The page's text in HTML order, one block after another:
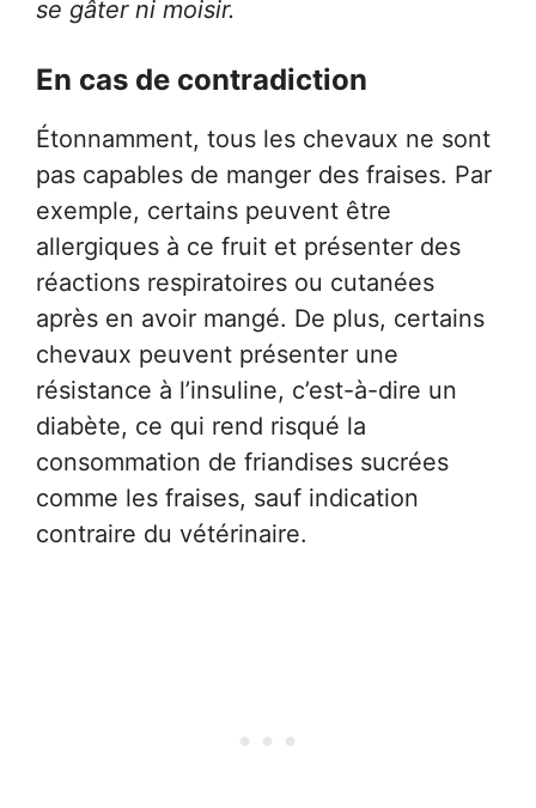
se gâter ni moisir.
En cas de contradiction
Étonnamment, tous les chevaux ne sont
pas capables de manger des fraises. Par
exemple, certains peuvent être
allergiques à ce fruit et présenter des
réactions respiratoires ou cutanées
après en avoir mangé. De plus, certains
chevaux peuvent présenter une
résistance à l’insuline, c’est-à-dire un
diabète, ce qui rend risqué la
consommation de friandises sucrées
comme les fraises, sauf indication
contraire du vétérinaire.